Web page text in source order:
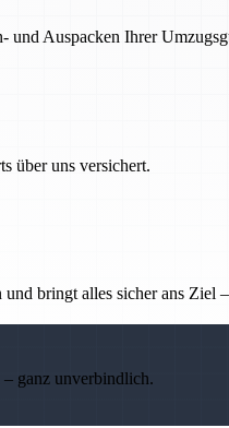
und Auspacken Ihrer
über uns versichert.
bringt alles sicher ans Ziel
ganz unverbindlich.